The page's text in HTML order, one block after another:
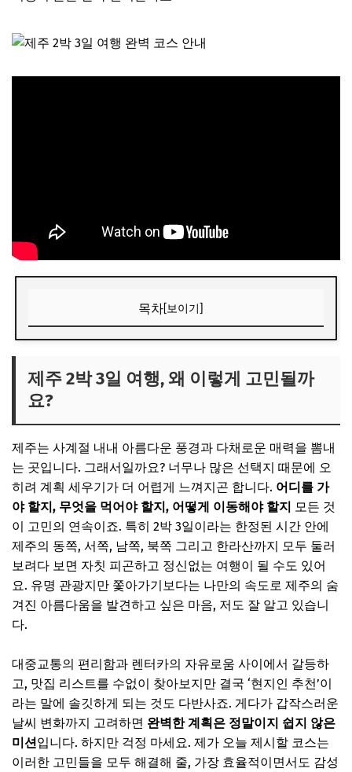
목차[보이기]
📌 지금 뜨는 꿀정보! 놓치지 마세요
추가할인 코드 WRVE6
동선 최적화의 마법: 첫째 날 완벽 코스 (제주 동부 탐험)
오전: 제주공항 도착 & 서귀포 동부로 출발
오후: 유네스코 세계자연유산의 감동
저녁: 제주 동부의 맛과 휴식
📌 지금 뜨는 꿀정보! 놓치지 마세요
추가할인 코드 WRVE6
잊지 못할 추억을 만드는 둘째 날 코스 (제주 서귀포 & 중문)
오전: 제주의 자연 속으로
저녁: 서귀포의 활기찬 시장 & 미식
📌 지금 뜨는 꿀정보! 놓치지 마세요
추가할인 코드 WRVE6
아쉬움을 달래는 셋째 날 코스 (제주 북부 & 공항 근처)
제주 2박 3일 여행, 왜 이렇게 고민될까
요?
제주는 사계절 내내 아름다운 풍경과 다채로운 매력을 뽐내
는 곳입니다. 그래서일까요? 너무나 많은 선택지 때문에 오
히려 계획 세우기가 더 어렵게 느껴지곤 합니다. 어디를 가
야 할지, 무엇을 먹어야 할지, 어떻게 이동해야 할지 모든 것
이 고민의 연속이죠. 특히 2박 3일이라는 한정된 시간 안에
제주의 동쪽, 서쪽, 남쪽, 북쪽 그리고 한라산까지 모두 둘러
보려다 보면 자칫 피곤하고 정신없는 여행이 될 수도 있어
요. 유명 관광지만 쫓아가기보다는 나만의 속도로 제주의 숨
겨진 아름다움을 발견하고 싶은 마음, 저도 잘 알고 있습니
다.
대중교통의 편리함과 렌터카의 자유로움 사이에서 갈등하
고, 맛집 리스트를 수없이 찾아보지만 결국 ‘현지인 추천’이
라는 말에 솔깃하게 되는 것도 다반사죠. 게다가 갑작스러운
날씨 변화까지 고려하면 완벽한 계획은 정말이지 쉽지 않은
미션입니다. 하지만 걱정 마세요. 제가 오늘 제시할 코스는
이러한 고민들을 모두 해결해 줄, 가장 효율적이면서도 감성